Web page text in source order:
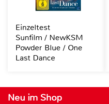
Neu im Shop
Einzeltest
Sunfilm / NewKSM
Powder Blue / One
Last Dance